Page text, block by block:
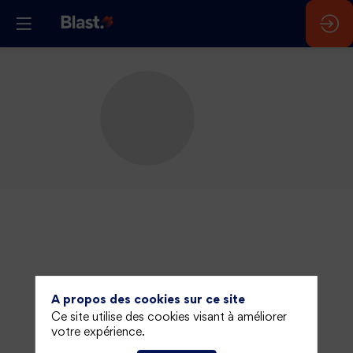
A propos des cookies sur ce site
Ce site utilise des cookies visant à améliorer
votre expérience.